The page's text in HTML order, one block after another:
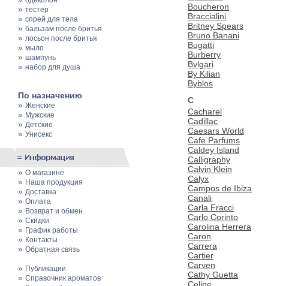
» тестер
» спрей для тела
» бальзам после бритья
» лосьон после бритья
» мыло
» шампунь
» набор для душа
По назначению
» Женские
» Мужские
» Детские
» Унисекс
» О магазине
» Наша продукция
» Доставка
» Оплата
» Возврат и обмен
» Скидки
» График работы
» Контакты
» Обратная связь
» Публикации
» Cправочник ароматов
Boucheron
Braccialini
Britney Spears
Bruno Banani
Bugatti
Burberry
Bvlgari
By Kilian
Byblos
C
Cacharel
Cadillac
Caesars World
Cafe Parfums
Caldey Island
Calligraphy
Calvin Klein
Calyx
Campos de Ibiza
Canali
Carla Fracci
Carlo Corinto
Carolina Herrera
Caron
Carrera
Cartier
Carven
Cathy Guetta